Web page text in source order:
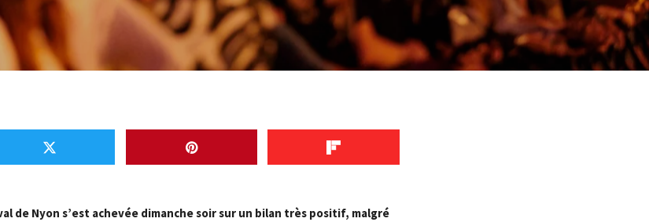
de Nyon s’est achevée dimanche soir sur un bilan très positif, malgré